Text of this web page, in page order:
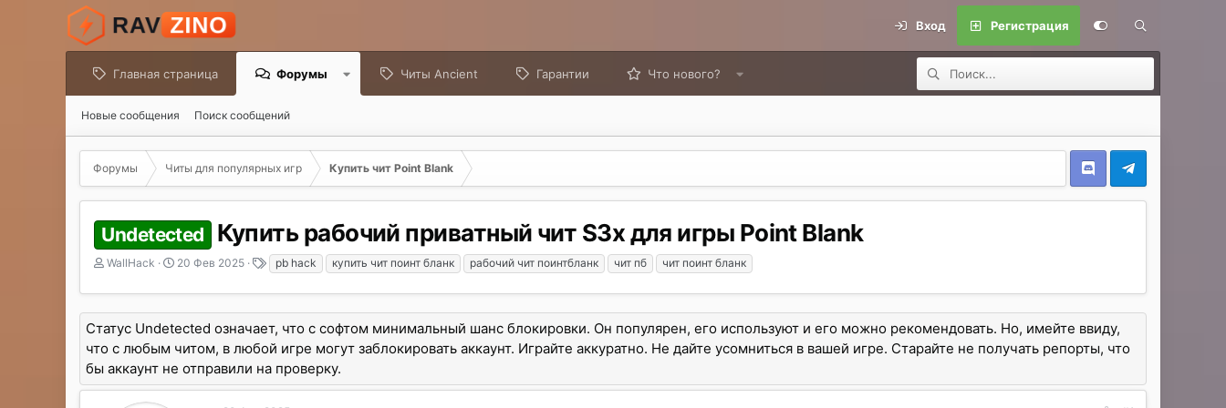
Вход Регистрация
Главная страница Форумы Читы Ancient Гарантии Что нового?
Новые сообщения Поиск сообщений
Форумы Читы для популярных игр Купить чит Point Blank
Undetected Купить рабочий приватный чит S3x для игры Point Blank
А
т
о
р
т
м
ы
WallHack
Д
т
а
н
а
а
л
20 Фев 2025
е
г
и
pb hack купить чит поинт бланк рабочий чит поинтбланк чит пб чит поинт бланк
Статус Undetected означает, что с софтом минимальный шанс блокировки. Он популярен, его используют и его можно рекомендовать. Но, имейте ввиду,
что с любым читом, в любой игре могут заблокировать аккаунт. Играйте аккуратно. Не дайте усомниться в вашей игре. Старайте не получать репорты, что
бы аккаунт не отправили на проверку.